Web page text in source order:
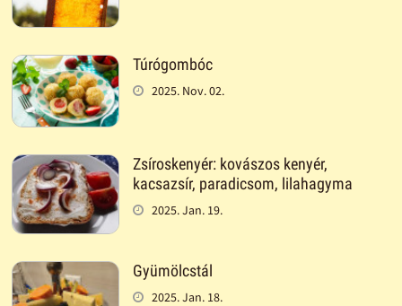
Túrógombóc
2025. Nov. 02.
Zsíroskenyér: kovászos kenyér,
kacsazsír, paradicsom, lilahagyma
2025. Jan. 19.
Gyümölcstál
2025. Jan. 18.